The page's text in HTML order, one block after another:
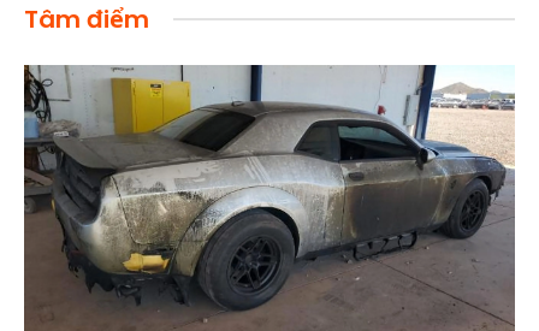
Tâm điểm